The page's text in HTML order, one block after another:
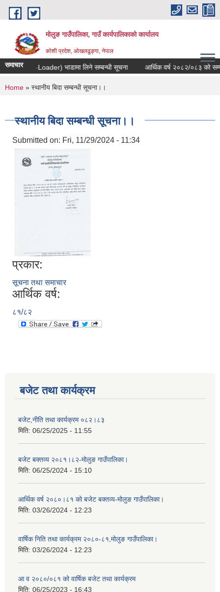
Skip to main content
मोलुङ गाउँपालिका, गाउँ कार्यपालिकाको कार्यालय
कोशी प्रदेश, ओखलढुङ्गा, नेपाल
समाचार
Hoe-Loader) भाडामा लिने सम्बन्धी सूचना आर्थिक वर्ष २०८२/०८३ को सम्पति
You are here
Home » स्थानीय बिदा सम्बन्धी सूचना।।
स्थानीय बिदा सम्बन्धी सूचना।।
Submitted on: Fri, 11/29/2024 - 11:34
प्रकार:
सूचना तथा समाचार
आर्थिक वर्ष:
८१/८२
बजेट तथा कार्यक्रम
बजेट,नीति तथा कार्यक्रम ०८२।८३
मिति: 06/25/2025 - 11:55
बजेट बक्तव्य २०८१।८२-मोलुङ गाउँपालिका।
मिति: 06/25/2024 - 15:10
आर्थिक वर्ष २०८०।८१ को बजेट बक्तव्य-मोलुङ गाउँपालिका।
मिति: 03/26/2024 - 12:23
वार्षिक निति तथा कार्यक्रम २०८०-८१,मोलुङ गाउँपालिका।
मिति: 03/26/2024 - 12:23
आ व २०८०/०८१ को वार्षिक बजेट तथा कार्यक्रम
मिति: 06/25/2023 - 16:43